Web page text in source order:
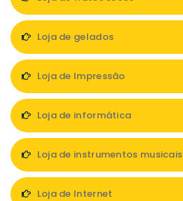
Loja de gelados
Loja de Impressão
Loja de informática
Loja de instrumentos musicais
Loja de Internet